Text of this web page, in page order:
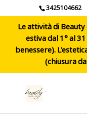
3425104662
Le attività di
estiva dal 1° al
benessere).
(chiusura